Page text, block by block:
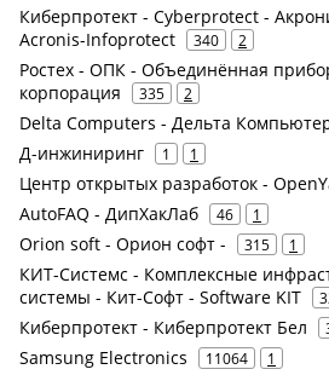
Киберпротект - Cyberprotect -
Acronis-Infoprotect
340 2
Ростех - ОПК - Объединённая
корпорация
335 2
Delta Computers - Дельта
Д-инжиниринг 1 1
Центр открытых разработок -
AutoFAQ - ДипХакЛаб 46 1
Orion soft - Орион софт - 315 1
КИТ-Системс - Комплексные
системы - Кит-Софт - Software KIT
Киберпротект - Киберпротект Бел
Samsung Electronics 11064 1